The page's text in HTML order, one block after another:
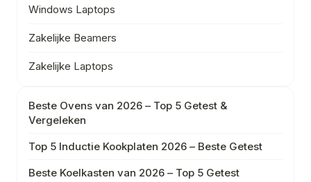
Windows Laptops
Zakelijke Beamers
Zakelijke Laptops
Beste Ovens van 2026 – Top 5 Getest &
Vergeleken
Top 5 Inductie Kookplaten 2026 – Beste Getest
Beste Koelkasten van 2026 – Top 5 Getest